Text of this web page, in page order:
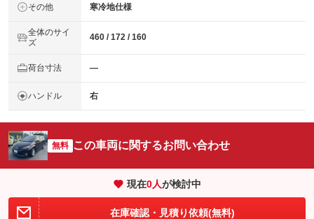
その他 寒冷地仕様
全体のサイ
ズ
460 / 172 / 160
荷台寸法 ―
ハンドル 右
無料 この車両に関するお問い合わせ
現在0人が検討中
在庫確認・見積り依頼(無料)